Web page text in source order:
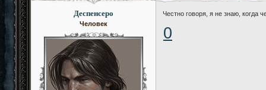
Деспенсеро
Человек
Честно говоря, я не знаю, когда
0